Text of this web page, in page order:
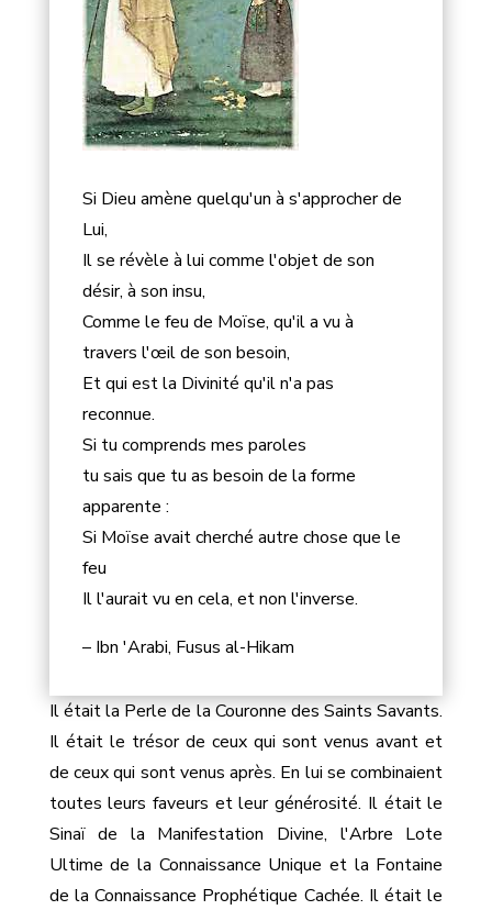
Si Dieu amène quelqu'un à s'approcher de
Lui,
Il se révèle à lui comme l'objet de son
désir, à son insu,
Comme le feu de Moïse, qu'il a vu à
travers l'œil de son besoin,
Et qui est la Divinité qu'il n'a pas
reconnue.
Si tu comprends mes paroles
tu sais que tu as besoin de la forme
apparente :
Si Moïse avait cherché autre chose que le
feu
Il l'aurait vu en cela, et non l'inverse.
– Ibn 'Arabi, Fusus al-Hikam
Il était la Perle de la Couronne des Saints Savants.
Il était le trésor de ceux qui sont venus avant et
de ceux qui sont venus après. En lui se combinaient
toutes leurs faveurs et leur générosité. Il était le
Sinaï de la Manifestation Divine, l'Arbre Lote
Ultime de la Connaissance Unique et la Fontaine
de la Connaissance Prophétique Cachée. Il était le